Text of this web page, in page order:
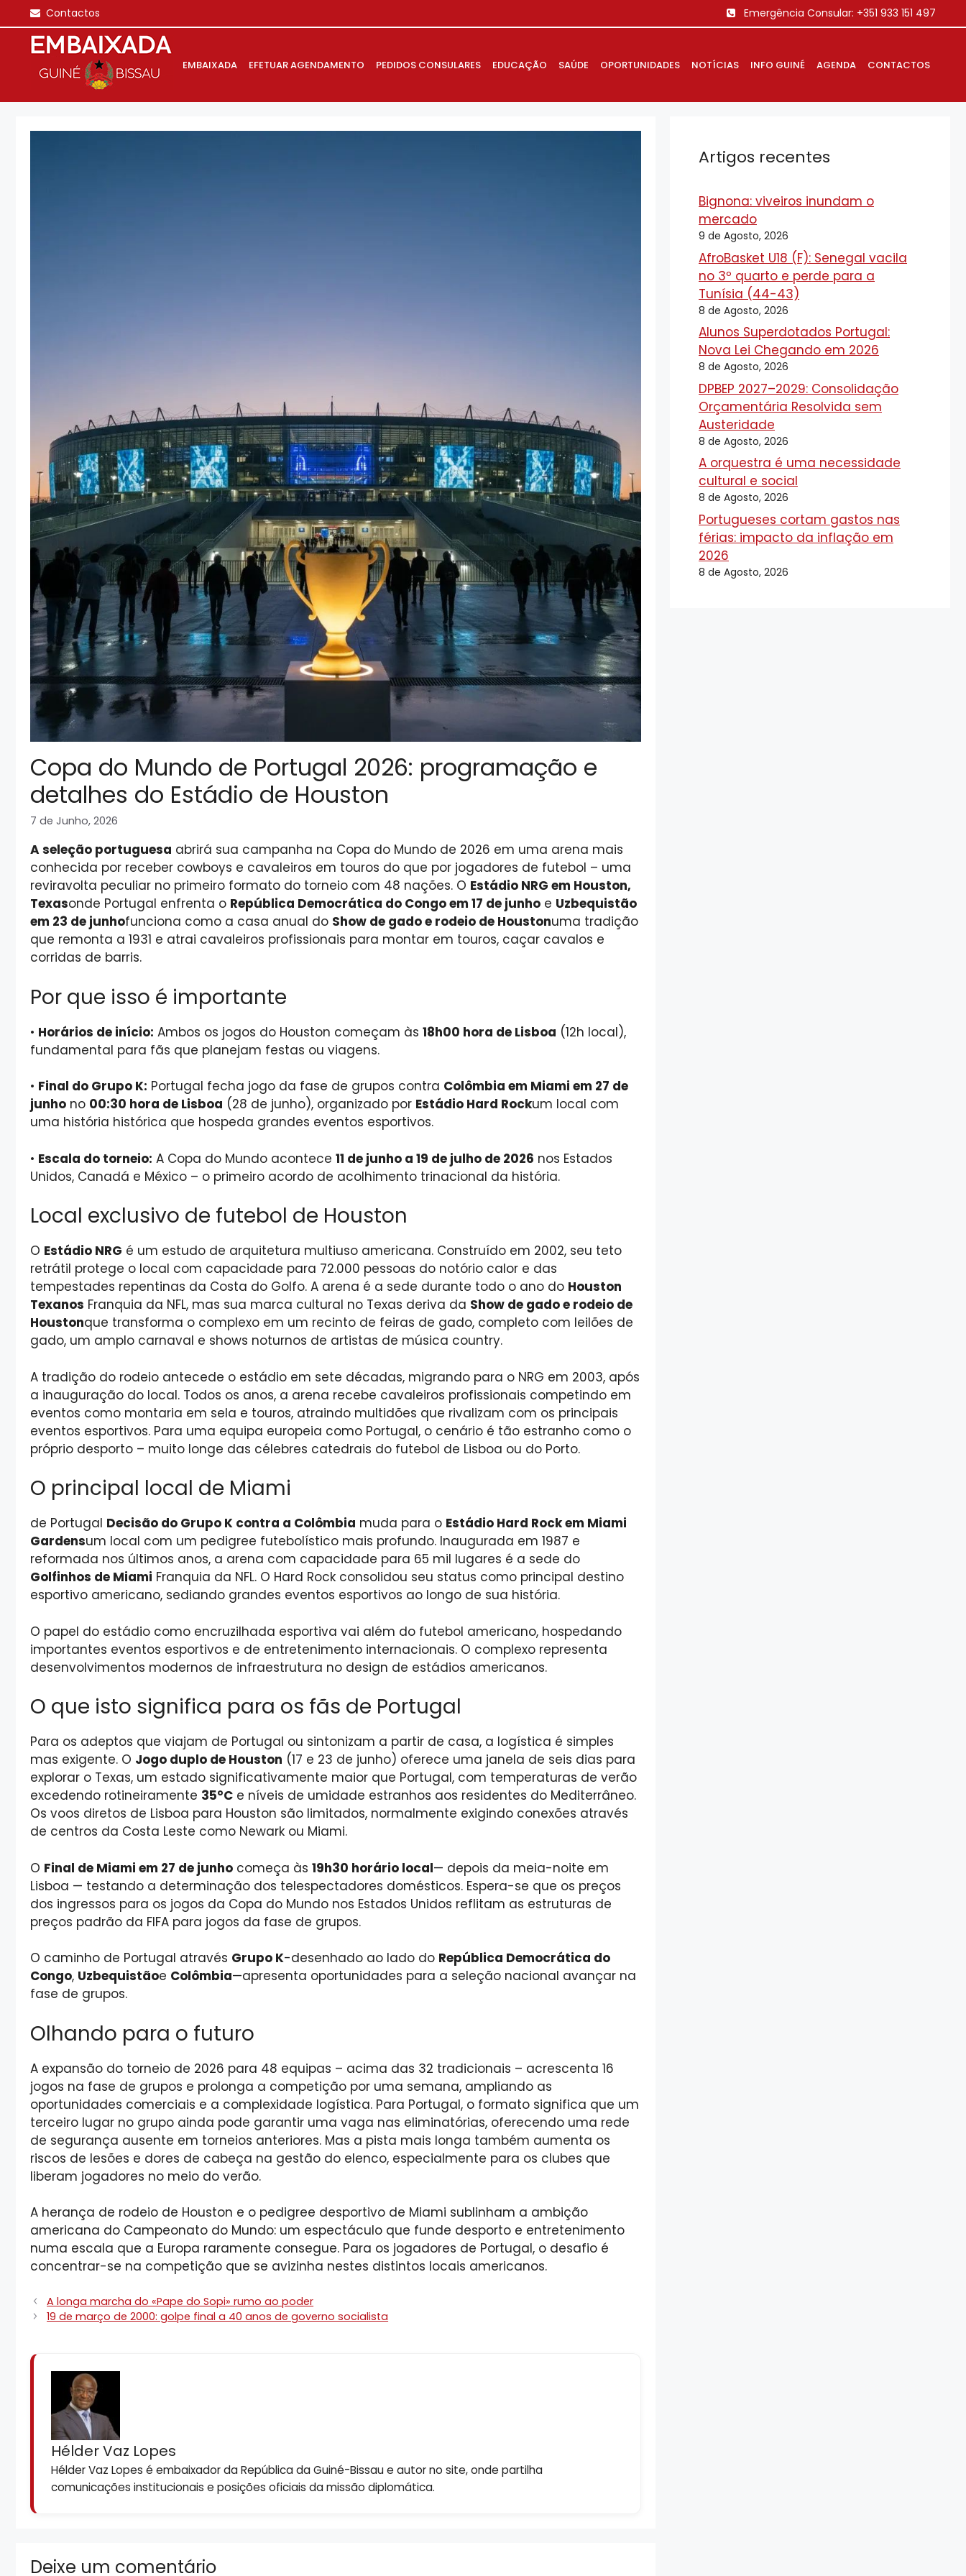
Saltar
para
Contactos Emergência Consular: +351 933 151 497
EMBAIXADA EFETUAR AGENDAMENTO PEDIDOS CONSULARES EDUCAÇÃO SAÚDE OPORTUNIDADES NOTÍCIAS INFO GUINÉ AGENDA CONTACTOS
Copa do Mundo de Portugal 2026: programação e
detalhes do Estádio de Houston
7 de Junho, 2026
A seleção portuguesa abrirá sua campanha na Copa do Mundo de 2026 em uma arena mais
conhecida por receber cowboys e cavaleiros em touros do que por jogadores de futebol – uma
reviravolta peculiar no primeiro formato do torneio com 48 nações. O Estádio NRG em Houston,
Texasonde Portugal enfrenta o República Democrática do Congo em 17 de junho e Uzbequistão
em 23 de junhofunciona como a casa anual do Show de gado e rodeio de Houstonuma tradição
que remonta a 1931 e atrai cavaleiros profissionais para montar em touros, caçar cavalos e
corridas de barris.
Por que isso é importante
• Horários de início: Ambos os jogos do Houston começam às 18h00 hora de Lisboa (12h local),
fundamental para fãs que planejam festas ou viagens.
• Final do Grupo K: Portugal fecha jogo da fase de grupos contra Colômbia em Miami em 27 de
junho no 00:30 hora de Lisboa (28 de junho), organizado por Estádio Hard Rockum local com
uma história histórica que hospeda grandes eventos esportivos.
• Escala do torneio: A Copa do Mundo acontece 11 de junho a 19 de julho de 2026 nos Estados
Unidos, Canadá e México – o primeiro acordo de acolhimento trinacional da história.
Local exclusivo de futebol de Houston
O Estádio NRG é um estudo de arquitetura multiuso americana. Construído em 2002, seu teto
retrátil protege o local com capacidade para 72.000 pessoas do notório calor e das
tempestades repentinas da Costa do Golfo. A arena é a sede durante todo o ano do Houston
Texanos Franquia da NFL, mas sua marca cultural no Texas deriva da Show de gado e rodeio de
Houstonque transforma o complexo em um recinto de feiras de gado, completo com leilões de
gado, um amplo carnaval e shows noturnos de artistas de música country.
A tradição do rodeio antecede o estádio em sete décadas, migrando para o NRG em 2003, após
a inauguração do local. Todos os anos, a arena recebe cavaleiros profissionais competindo em
eventos como montaria em sela e touros, atraindo multidões que rivalizam com os principais
eventos esportivos. Para uma equipa europeia como Portugal, o cenário é tão estranho como o
próprio desporto – muito longe das célebres catedrais do futebol de Lisboa ou do Porto.
O principal local de Miami
de Portugal Decisão do Grupo K contra a Colômbia muda para o Estádio Hard Rock em Miami
Gardensum local com um pedigree futebolístico mais profundo. Inaugurada em 1987 e
reformada nos últimos anos, a arena com capacidade para 65 mil lugares é a sede do
Golfinhos de Miami Franquia da NFL. O Hard Rock consolidou seu status como principal destino
esportivo americano, sediando grandes eventos esportivos ao longo de sua história.
O papel do estádio como encruzilhada esportiva vai além do futebol americano, hospedando
importantes eventos esportivos e de entretenimento internacionais. O complexo representa
desenvolvimentos modernos de infraestrutura no design de estádios americanos.
O que isto significa para os fãs de Portugal
Para os adeptos que viajam de Portugal ou sintonizam a partir de casa, a logística é simples
mas exigente. O Jogo duplo de Houston (17 e 23 de junho) oferece uma janela de seis dias para
explorar o Texas, um estado significativamente maior que Portugal, com temperaturas de verão
excedendo rotineiramente 35°C e níveis de umidade estranhos aos residentes do Mediterrâneo.
Os voos diretos de Lisboa para Houston são limitados, normalmente exigindo conexões através
de centros da Costa Leste como Newark ou Miami.
O Final de Miami em 27 de junho começa às 19h30 horário local— depois da meia-noite em
Lisboa — testando a determinação dos telespectadores domésticos. Espera-se que os preços
dos ingressos para os jogos da Copa do Mundo nos Estados Unidos reflitam as estruturas de
preços padrão da FIFA para jogos da fase de grupos.
O caminho de Portugal através Grupo K-desenhado ao lado do República Democrática do
Congo, Uzbequistãoe Colômbia—apresenta oportunidades para a seleção nacional avançar na
fase de grupos.
Olhando para o futuro
A expansão do torneio de 2026 para 48 equipas – acima das 32 tradicionais – acrescenta 16
jogos na fase de grupos e prolonga a competição por uma semana, ampliando as
oportunidades comerciais e a complexidade logística. Para Portugal, o formato significa que um
terceiro lugar no grupo ainda pode garantir uma vaga nas eliminatórias, oferecendo uma rede
de segurança ausente em torneios anteriores. Mas a pista mais longa também aumenta os
riscos de lesões e dores de cabeça na gestão do elenco, especialmente para os clubes que
liberam jogadores no meio do verão.
A herança de rodeio de Houston e o pedigree desportivo de Miami sublinham a ambição
americana do Campeonato do Mundo: um espectáculo que funde desporto e entretenimento
numa escala que a Europa raramente consegue. Para os jogadores de Portugal, o desafio é
concentrar-se na competição que se avizinha nestes distintos locais americanos.
A longa marcha do «Pape do Sopi» rumo ao poder
19 de março de 2000: golpe final a 40 anos de governo socialista
Hélder Vaz Lopes
Hélder Vaz Lopes é embaixador da República da Guiné-Bissau e autor no site, onde partilha
comunicações institucionais e posições oficiais da missão diplomática.
Deixe um comentário
Artigos recentes
Bignona: viveiros inundam o
mercado
9 de Agosto, 2026
AfroBasket U18 (F): Senegal vacila
no 3º quarto e perde para a
Tunísia (44-43)
8 de Agosto, 2026
Alunos Superdotados Portugal:
Nova Lei Chegando em 2026
8 de Agosto, 2026
DPBEP 2027–2029: Consolidação
Orçamentária Resolvida sem
Austeridade
8 de Agosto, 2026
A orquestra é uma necessidade
cultural e social
8 de Agosto, 2026
Portugueses cortam gastos nas
férias: impacto da inflação em
2026
8 de Agosto, 2026